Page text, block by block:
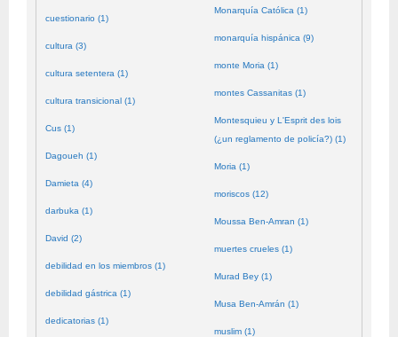
cuestionario (1)
cultura (3)
cultura setentera (1)
cultura transicional (1)
Cus (1)
Dagoueh (1)
Damieta (4)
darbuka (1)
David (2)
debilidad en los miembros (1)
debilidad gástrica (1)
dedicatorias (1)
Monarquía Católica (1)
monarquía hispánica (9)
monte Moria (1)
montes Cassanitas (1)
Montesquieu y L'Esprit des lois
(¿un reglamento de policía?) (1)
Moria (1)
moriscos (12)
Moussa Ben-Amran (1)
muertes crueles (1)
Murad Bey (1)
Musa Ben-Amrán (1)
muslim (1)